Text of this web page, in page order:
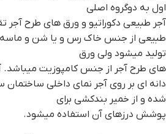
اول به دوگروه اصلی
آجر طبیعی دکوراتیو و ورق های طرح آجر
طبیعی از جنس خاک رس و یا شن و
تولید میشود ولی ورق
های طرح آجر از جنس کامپوزیت میباشد.
دانه ای بر روی آجر نمای داخلی
شده و از خمیر بندکشی برای
پوشش درزهای آن استفاده میشود.